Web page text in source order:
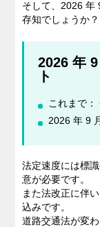
企業情報
そして、2026 年
存知でしょうか？
2026 年
ト
これまで：
2026 年 9
法定速度には標
意が必要です。
また法改正に伴
込みです。
道路交通法が変